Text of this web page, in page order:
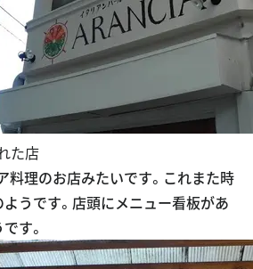
た店
理のお店みたいです。これまた時
ようです。店頭にメニュー看板があ
す。